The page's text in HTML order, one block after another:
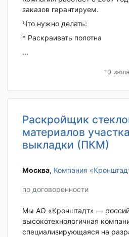
заказов гарантируем.
Что нужно делать:
* Раскраивать полотна
...
10
Раскройщик
материалов
выкладки (ПКМ)
Москва‎, Компания
по договоренности
Мы АО «Кронштадт» —
высокотехнологичная
специализирующаяся на